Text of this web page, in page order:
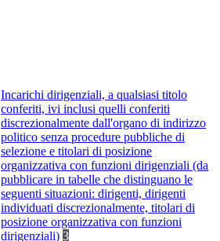
Incarichi dirigenziali, a qualsiasi titolo
conferiti, ivi inclusi quelli conferiti
discrezionalmente dall'organo di indirizzo
politico senza procedure pubbliche di
selezione e titolari di posizione
organizzativa con funzioni dirigenziali (da
pubblicare in tabelle che distinguano le
seguenti situazioni: dirigenti, dirigenti
individuati discrezionalmente, titolari di
posizione organizzativa con funzioni
dirigenziali) 3